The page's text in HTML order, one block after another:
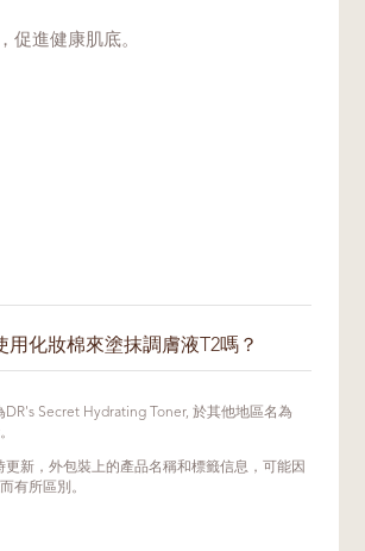
促進健康肌底。
用化妝棉來塗抹調膚液T2嗎？
手指輕輕塗抹於全臉即可，這能讓
收其營養。
Secret Hydrating Toner, 於其他地區名為
更新，外包裝上的產品名稱和標籤信息，可能因
有所區別。